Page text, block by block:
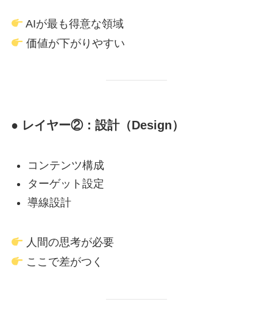
AIが最も得意な領域
価値が下がりやすい
● レイヤー②：設計（Design）
コンテンツ構成
ターゲット設定
導線設計
人間の思考が必要
ここで差がつく